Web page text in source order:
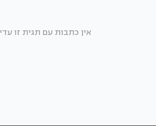
אין כתבות עם תגית זו